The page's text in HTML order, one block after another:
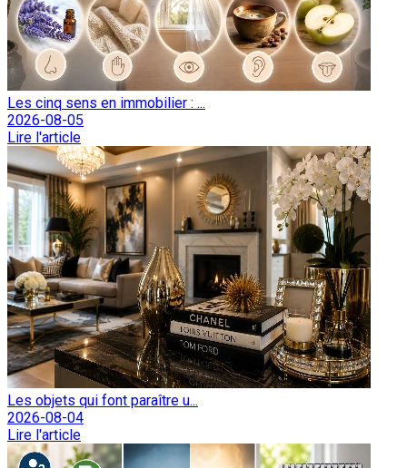
Les cinq sens en immobilier : ...
2026-08-05
Lire l'article
Les objets qui font paraître u...
2026-08-04
Lire l'article